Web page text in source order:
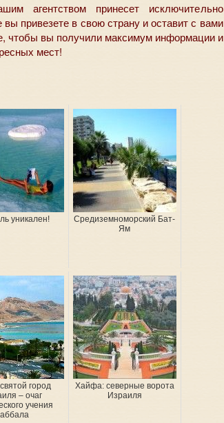
агентством принесет исключительно
привезете в свою страну и оставит с вами
чтобы вы получили максимум информации и
мест!
уникален!
Средиземноморский Бат-
Ям
город
– очаг
учения
Хайфа: северные ворота
Израиля